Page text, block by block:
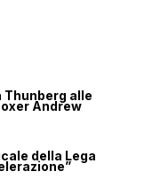
Thunberg alle
Andrew
della Lega